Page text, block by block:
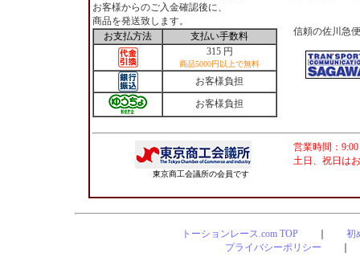
お客様からのご入金確認後に、
商品を発送致します。
お支払方法
支払い手数料
315 円
商品5000円以上で無料
お客様負担
お客様負担
信頼の佐川急
東京商工会議所の会員です
営業時間：
土日、祝日は
トーションレース.com TOP
初
プライバシーポリシー